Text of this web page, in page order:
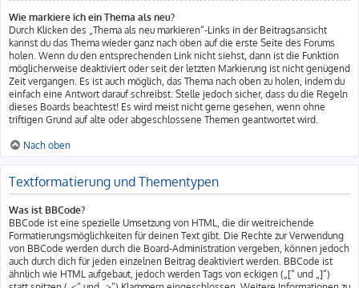
Wie markiere ich ein Thema als neu?
Durch Klicken des „Thema als neu markieren“-Links in der Beitragsansicht
kannst du das Thema wieder ganz nach oben auf die erste Seite des Forums
holen. Wenn du den entsprechenden Link nicht siehst, dann ist die Funktion
möglicherweise deaktiviert oder seit der letzten Markierung ist nicht genügend
Zeit vergangen. Es ist auch möglich, das Thema nach oben zu holen, indem du
einfach eine Antwort darauf schreibst. Stelle jedoch sicher, dass du die Regeln
dieses Boards beachtest! Es wird meist nicht gerne gesehen, wenn ohne
triftigen Grund auf alte oder abgeschlossene Themen geantwortet wird.
Nach oben
Textformatierung und Thementypen
Was ist BBCode?
BBCode ist eine spezielle Umsetzung von HTML, die dir weitreichende
Formatierungsmöglichkeiten für deinen Text gibt. Die Rechte zur Verwendung
von BBCode werden durch die Board-Administration vergeben, können jedoch
auch durch dich für jeden einzelnen Beitrag deaktiviert werden. BBCode ist
ähnlich wie HTML aufgebaut, jedoch werden Tags von eckigen („[“ und „]“)